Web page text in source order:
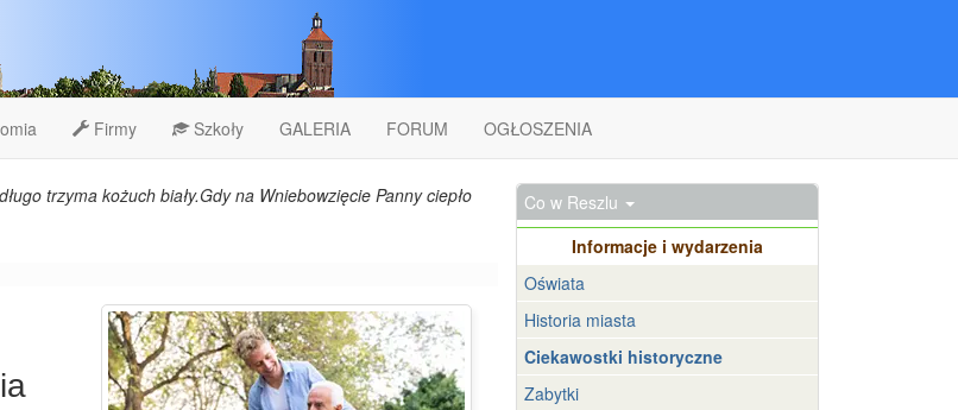
Firmy Szkoły GALERIA FORUM OGŁOSZENIA
trzyma kożuch biały.Gdy na Wniebowzięcie Panny ciepło
Co w Reszlu
Informacje i wydarzenia
Oświata
Historia miasta
Ciekawostki historyczne
Zabytki